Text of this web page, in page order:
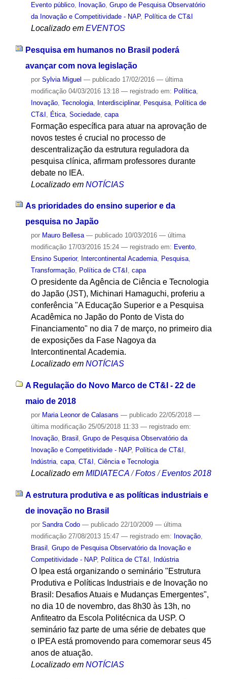
Evento público, Inovação, Grupo de Pesquisa Observatório
da Inovação e Competitividade - NAP, Política de CT&I
Localizado em EVENTOS
Pesquisa em humanos no Brasil poderá
avançar com nova legislação
por Sylvia Miguel — publicado17/02/2016 — última
modificação04/03/2016 13:18 — registrado em: Política,
Inovação, Tecnologia, Interdisciplinar, Pesquisa, Política de
CT&I
Ética, Sociedade, capa
Formação específica para atuar na aprovação de
novos testes é crucial no processo de
descentralização da estrutura reguladora da
pesquisa clínica, afirmam professores durante
debate no IEA.
Localizado em NOTÍCIAS
As prioridades do ensino superior e da
pesquisa no Japão
por Mauro Bellesa — publicado10/03/2016 — última
modificação17/03/2016 15:24 — registrado em: Evento,
Ensino Superior, Intercontinental Academia, Pesquisa,
Transformação, Política de CT&I , capa
O presidente da Agência de Ciência e Tecnologia
do Japão (JST), Michinari Hamaguchi, proferiu a
conferência "A Educação Superior e a Pesquisa
Acadêmica no Japão do Ponto de Vista do
Financiamento" no dia 7 de março, no primeiro dia
de exposições da Fase Nagoya da
Intercontinental Academia.
Localizado em NOTÍCIAS
A Regulação do Novo Marco de CT&I - 22 de
maio de 2018
por Maria Leonor de Calasans — publicado22/05/2018 —
última modificação25/05/2018 11:33 — registrado em:
Inovação, Brasil , Grupo de Pesquisa Observatório da
Inovação e Competitividade - NAP, Política de CT&I ,
Indústria, capa, CT&I , Ciência e Tecnologia
Localizado em MIDIATECA /Fotos /Eventos 2018
A estrutura produtiva e as políticas industriais e
de inovação no Brasil
por Sandra Codo — publicado22/10/2009 — última
modificação27/08/2013 15:47 — registrado em: Inovação,
Brasil Grupo de Pesquisa Observatório da Inovação e
Competitividade - NAP, Política de CT&I Indústria
O Ipea está organizando o seminário "Estrutura
Produtiva e Políticas Industriais e de Inovação no
Brasil: Desafios Atuais e Mudanças Emergentes",
no dia 10 de novembro, das 8h30 às 13h, no
Anfiteatro da Escola Politécnica da USP. O
seminário faz parte de uma série de debates que
o IPEA está promovendo para comemorar seus 45
anos de atuação.
Localizado em NOTÍCIAS